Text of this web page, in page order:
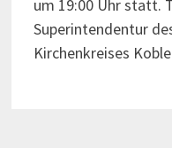
um 19:00 Uhr statt.
Superintendentur
Kirchenkreises